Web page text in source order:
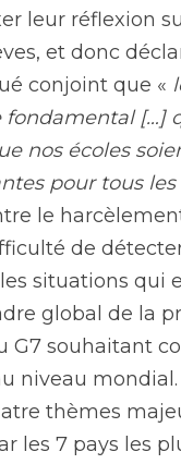
leur réflexion
et donc
conjoint que «
fondamental […]
nos écoles
pour tous les
le
de
situations qui
global de la
G7 souhaitant
niveau
thèmes
les 7 pays les